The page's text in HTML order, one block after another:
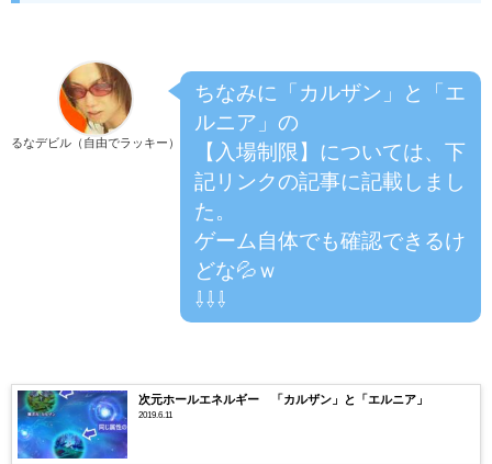
るなデビル（自由でラッキー）
ちなみに「カルザン」と「エ
ルニア」の
【入場制限】については、下
記リンクの記事に記載しまし
た。
ゲーム自体でも確認できるけ
どな💦ｗ
⇩⇩⇩
次元ホールエネルギー 「カルザン」と「エルニア」
2019.6.11